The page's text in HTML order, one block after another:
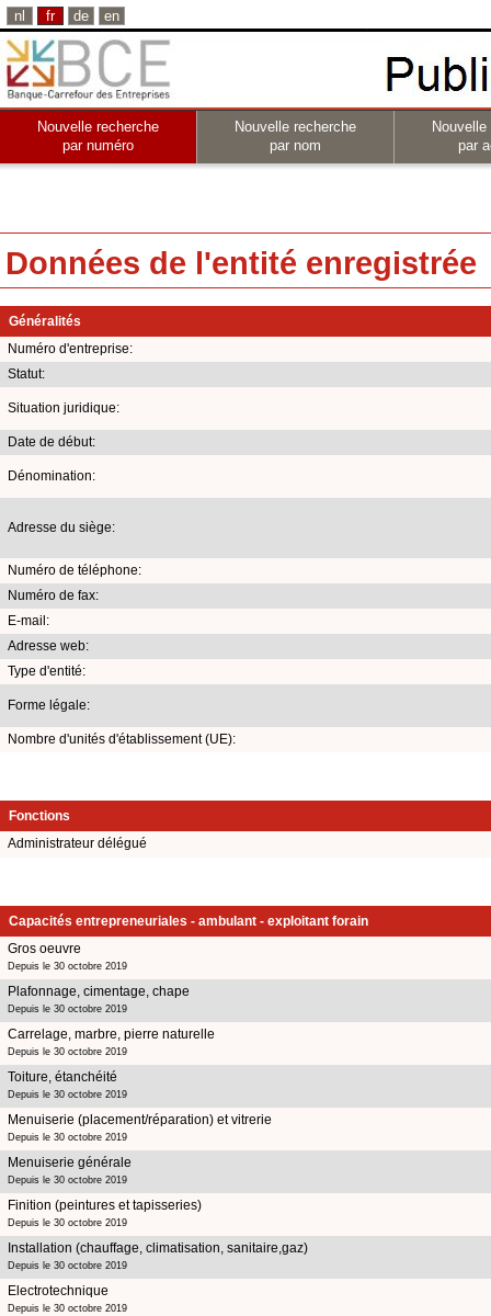
nl fr de en
Nouvelle recherche
par numéro
Nouvelle recherche
par nom
par
Données de l'entité enregistrée
Généralités
Numéro d'entreprise:
Statut:
Situation juridique:
Date de début:
Dénomination:
Adresse du siège:
Numéro de téléphone:
Numéro de fax:
E-mail:
Adresse web:
Type d'entité:
Forme légale:
Nombre d'unités d'établissement (UE):
Fonctions
Administrateur délégué
Capacités entrepreneuriales - ambulant - exploitant forain
Gros oeuvre
Depuis le 30 octobre 2019
Plafonnage, cimentage, chape
Depuis le 30 octobre 2019
Carrelage, marbre, pierre naturelle
Depuis le 30 octobre 2019
Toiture, étanchéité
Depuis le 30 octobre 2019
Menuiserie (placement/réparation) et vitrerie
Depuis le 30 octobre 2019
Menuiserie générale
Depuis le 30 octobre 2019
Finition (peintures et tapisseries)
Depuis le 30 octobre 2019
Installation (chauffage, climatisation, sanitaire,gaz)
Depuis le 30 octobre 2019
Electrotechnique
Depuis le 30 octobre 2019